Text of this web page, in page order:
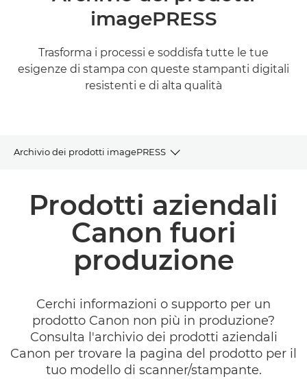
imagePRESS
Trasforma i processi e soddisfa tutte le tue
esigenze di stampa con queste stampanti digitali
resistenti e di alta qualità
Archivio dei prodotti imagePRESS
Prodotti e soluzioni correlate
Prodotti aziendali
Canon fuori
produzione
Cerchi informazioni o supporto per un
prodotto Canon non più in produzione?
Consulta l'archivio dei prodotti aziendali
Canon per trovare la pagina del prodotto per il
tuo modello di scanner/stampante.